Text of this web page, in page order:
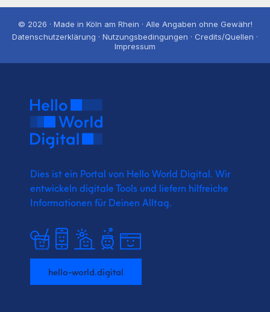
© 2026 · Made in Köln am Rhein · Alle Angaben ohne Gewähr!
Datenschutzerklärung · Nutzungsbedingungen · Credits/Quellen ·
Impressum
Dies ist ein Portal von Hello World Digital. Wir
entwickeln digitale Tools und liefern hilfreiche
Informationen für Deinen Alltag.
hello-world.digital